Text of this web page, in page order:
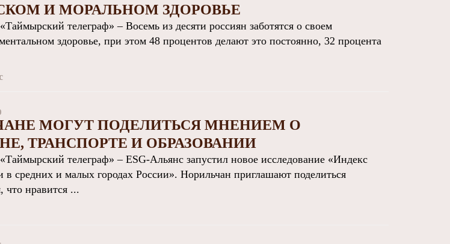
И МОРАЛЬНОМ ЗДОРОВЬЕ
телеграф» – Восемь из десяти россиян заботятся о своем
здоровье, при этом 48 процентов делают это постоянно, 32 процента
МОГУТ ПОДЕЛИТЬСЯ МНЕНИЕМ О
ТРАНСПОРТЕ И ОБРАЗОВАНИИ
телеграф» – ESG-Альянс запустил новое исследование «Индекс
в средних и малых городах России». Норильчан приглашают поделиться
что нравится ...